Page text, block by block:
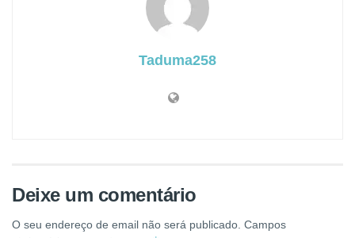
Taduma258
Deixe um comentário
O seu endereço de email não será publicado. Campos